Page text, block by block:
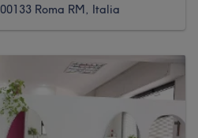
Roma RM, Italia